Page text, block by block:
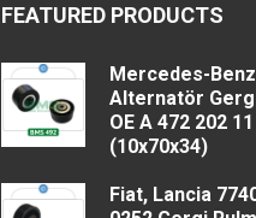
FEATURED PRODUCTS
Mercedes-
Alternatör Gergi
OE A 472 202
(10x70x34)
Fiat, Lancia